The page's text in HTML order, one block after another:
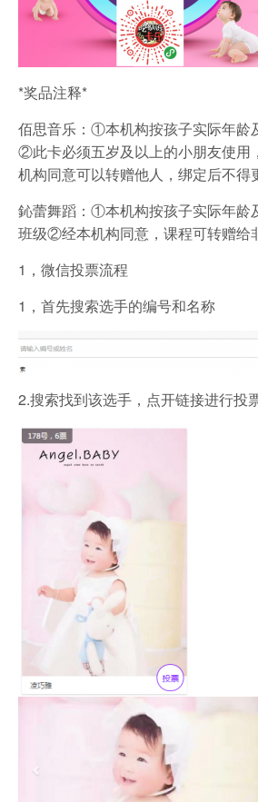
*奖品注释*
佰思音乐：①本机构按孩子实际年龄
②此卡必须五岁及以上的小朋友使用
机构同意可以转赠他人，绑定后不得
鈊蕾舞蹈：①本机构按孩子实际年龄
班级②经本机构同意，课程可转赠给
1，微信投票流程
1，首先搜索选手的编号和名称
2.搜索找到该选手，点开链接进行投